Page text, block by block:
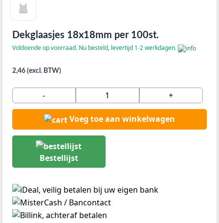
Dekglaasjes 18x18mm per 100st.
Voldoende op voorraad. Nu besteld, levertijd 1-2 werkdagen.
2,46 (excl. BTW)
- +
Voeg toe aan winkelwagen
Bestellijst